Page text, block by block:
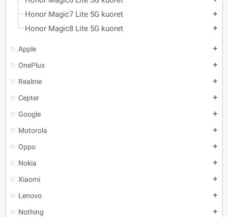
Honor Magic7 Lite 5G kuoret add
Honor Magic8 Lite 5G kuoret add
Apple add
OnePlus add
Realme add
Cepter add
Google add
Motorola add
Oppo add
Nokia add
Xiaomi add
Lenovo add
Nothing add